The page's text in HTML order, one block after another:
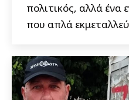
πολιτικός, αλλά ένα
που απλά